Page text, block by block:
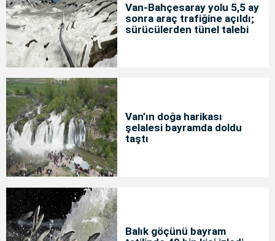
Van-Bahçesaray yolu 5,5 ay
sonra araç trafiğine açıldı;
sürücülerden tünel talebi
Van’ın doğa harikası
şelalesi bayramda doldu
taştı
Balık göçünü bayram